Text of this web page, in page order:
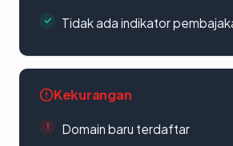
Tidak ada indikator
Kekurangan
Domain baru terdaftar